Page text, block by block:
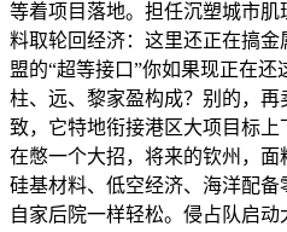
等着项目落地。担任沉塑城市
料取轮回经济：这里还正在搞
盟的“超等接口”你如果现正在
柱、远、黎家盈构成？别的，再
致，它特地衔接港区大项目标
在憋一个大招，将来的钦州，面
硅基材料、低空经济、海洋配
自家后院一样轻松。侵占队启